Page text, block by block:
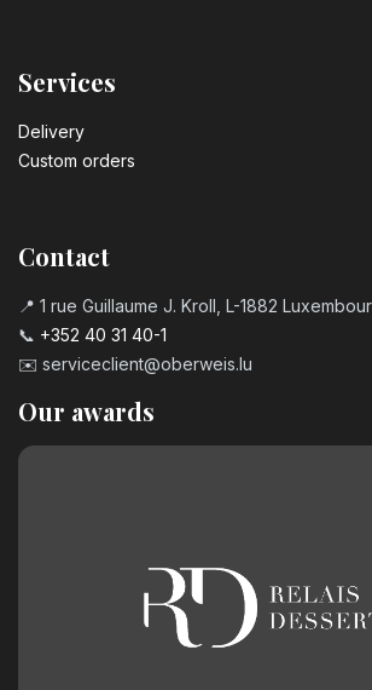
Services
Delivery
Custom orders
Contact
📍 1 rue Guillaume J. Kroll, L-1882
📞 +352 40 31 40-1
✉️ serviceclient@oberweis.lu
Our awards